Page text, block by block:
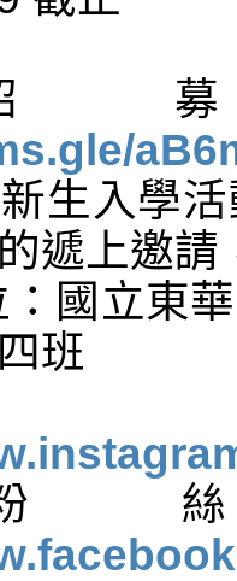
生入學
遞上邀
：國立東
班